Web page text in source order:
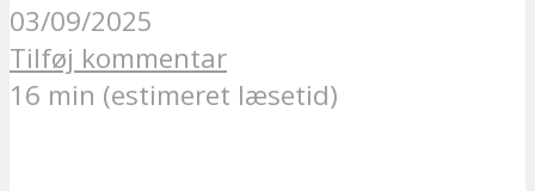
03/09/2025
Tilføj kommentar
16 min (estimeret læsetid)